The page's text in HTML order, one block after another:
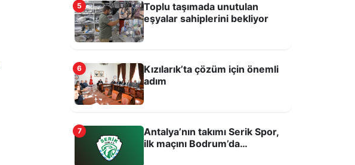
Antalyaspor’a yok, Hull City’e var!
5
Toplu taşımada unutulan
eşyalar sahiplerini bekliyor
6
Kızılarık’ta çözüm için önemli
adım
7
Antalya’nın takımı Serik Spor,
ilk maçını Bodrum’da